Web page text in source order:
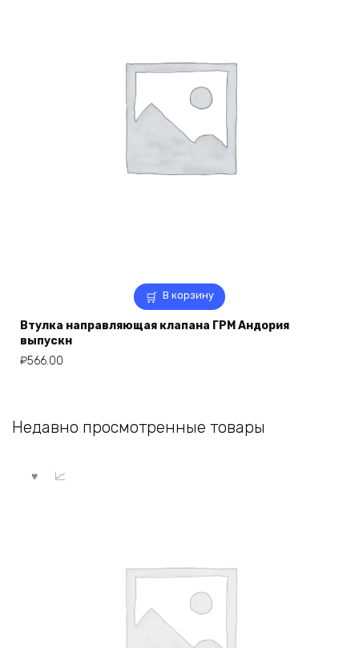
В корзину
Втулка направляющая клапана ГРМ Андория
выпускн
₽566.00
Недавно просмотренные товары